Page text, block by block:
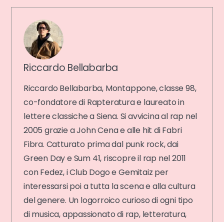
Riccardo Bellabarba
Riccardo Bellabarba, Montappone, classe 98,
co-fondatore di Rapteratura e laureato in
lettere classiche a Siena. Si avvicina al rap nel
2005 grazie a John Cena e alle hit di Fabri
Fibra. Catturato prima dal punk rock, dai
Green Day e Sum 41, riscopre il rap nel 2011
con Fedez, i Club Dogo e Gemitaiz per
interessarsi poi a tutta la scena e alla cultura
del genere. Un logorroico curioso di ogni tipo
di musica, appassionato di rap, letteratura,